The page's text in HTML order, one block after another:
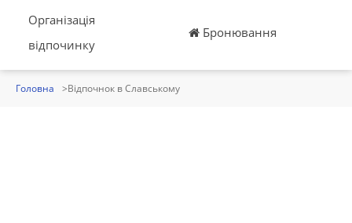
Організація
відпочинку
Бронювання
Головна Відпочнок в Славському